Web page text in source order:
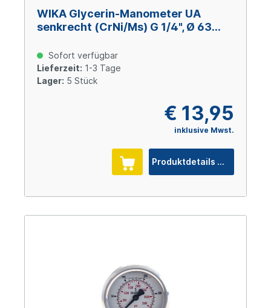
WIKA Glycerin-Manometer UA
senkrecht (CrNi/Ms) G 1/4", Ø 63
Sofort verfügbar
Lieferzeit: 1-3 Tage
Lager: 5 Stück
€ 13,95
inklusive Mwst.
Produktdetails